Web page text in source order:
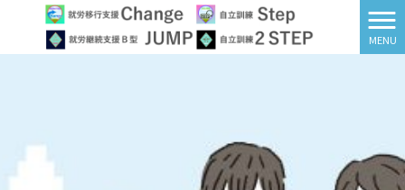
MENU